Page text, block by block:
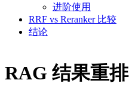
进阶使用
RRF vs Reranker 比较
结论
RAG 结果重排